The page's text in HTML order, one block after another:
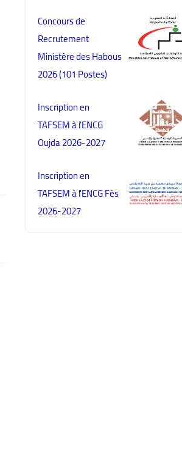
Concours de
Recrutement
Ministère des Habous
2026 (101 Postes)
Inscription en
TAFSEM à l'ENCG
Oujda 2026-2027
Inscription en
TAFSEM à l'ENCG Fès
2026-2027